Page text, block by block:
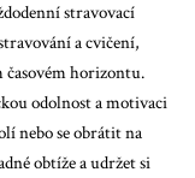
stravovací
a cvičení,
horizontu.
odolnost a motivaci
nebo se obrátit na
obtíže a udržet si